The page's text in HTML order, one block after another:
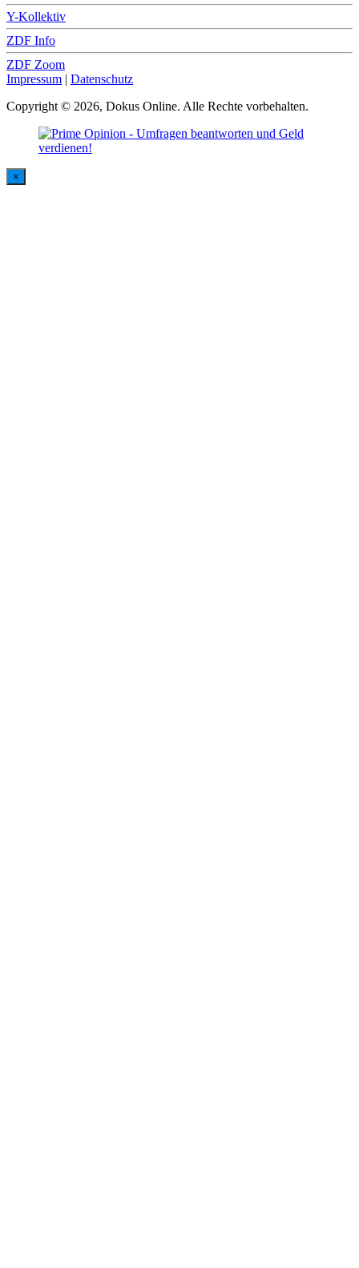
Y-Kollektiv
ZDF Info
ZDF Zoom
Impressum | Datenschutz
Copyright © 2026, Dokus Online. Alle Rechte vorbehalten.
×